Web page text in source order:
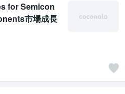
for Semicon
市場成長